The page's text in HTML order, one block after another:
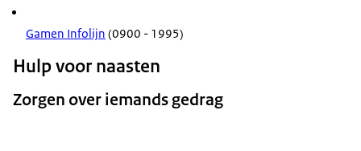
Gamen Infolijn (0900 - 1995)
Hulp voor naasten
Zorgen over iemands gedrag